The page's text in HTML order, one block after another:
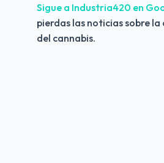
Sigue a Industria420 en
pierdas las noticias sobre
del cannabis.